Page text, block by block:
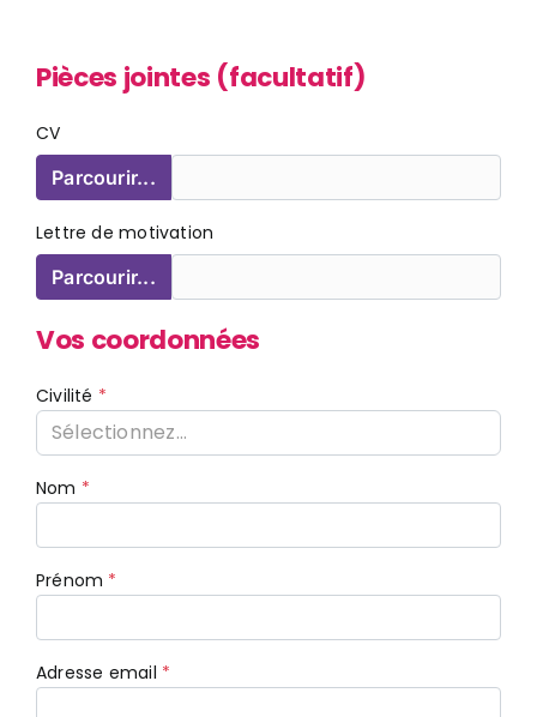
Pièces jointes (facultatif)
CV
Parcourir...
Lettre de motivation
Parcourir...
Vos coordonnées
Civilité
Sélectionnez...
Nom
Prénom
Adresse email